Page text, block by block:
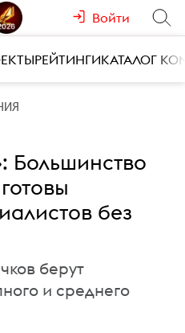
Войти
РЕЙТИНГИКАТАЛОГ
Большинство
без
берут
и среднего